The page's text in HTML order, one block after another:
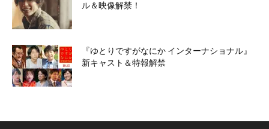
ル＆映像解禁！
『ゆとりですがなにか インターナショナル』
新キャスト＆特報解禁